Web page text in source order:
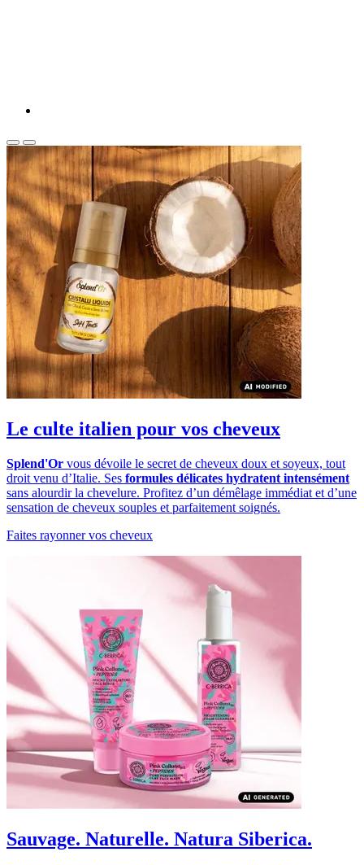
Le culte italien pour vos cheveux
Splend'Or vous dévoile le secret de cheveux doux et soyeux, tout
droit venu d’Italie. Ses formules délicates hydratent intensément
sans alourdir la chevelure. Profitez d’un démêlage immédiat et d’une
sensation de cheveux souples et parfaitement soignés.
Faites rayonner vos cheveux
Sauvage. Naturelle. Natura Siberica.